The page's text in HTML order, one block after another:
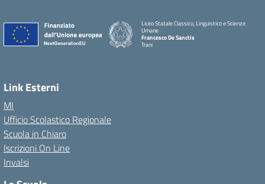
Liceo Statale Classico, Linguistico e Scienze
Umane
Francesco De Sanctis
Trani
Link Esterni
MI
Ufficio Scolastico Regionale
Scuola in Chiaro
Iscrizioni On Line
Invalsi